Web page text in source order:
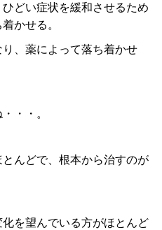
どい症状を緩和させるため
かせる。
、薬によって落ち着かせ
・・。
んどで、根本から治すのが
を望んでいる方がほとんど